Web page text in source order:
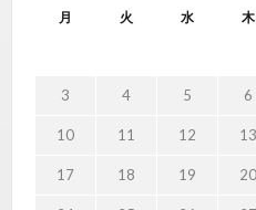
月 火 水 木
3 4 5 6
10 11 12 13
17 18 19 20